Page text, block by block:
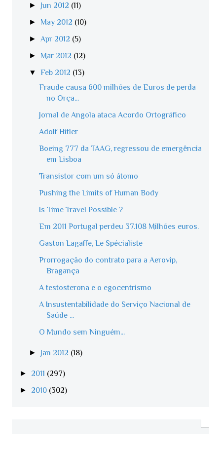
► Jun 2012 (11)
► May 2012 (10)
► Apr 2012 (5)
► Mar 2012 (12)
▼Feb 2012 (13)
Fraude causa 600 milhões de Euros de perda
no Orça...
Jornal de Angola ataca Acordo Ortográfico
Adolf Hitler
Boeing 777 da TAAG, regressou de emergência
em Lisboa
Transistor com um só átomo
Pushing the Limits of Human Body
Is Time Travel Possible ?
Em 2011 Portugal perdeu 37.108 Milhões euros.
Gaston Lagaffe, Le Spécialiste
Prorrogação do contrato para a Aerovip,
Bragança
A testosterona e o egocentrismo
A Insustentabilidade do Serviço Nacional de
Saúde ...
O Mundo sem Ninguém...
► Jan 2012 (18)
► 2011 (297)
► 2010 (302)